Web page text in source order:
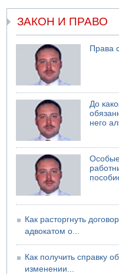
ЗАКОН И ПРАВО
Права
До
него
Особые
Как расторгнуть
адвокатом о...
Как получить справку об
изменении...